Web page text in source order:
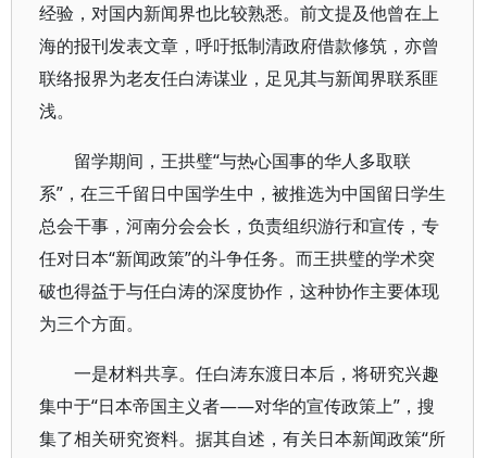
经验，对国内新闻界也比较熟悉。前文提及他曾在上
海的报刊发表文章，呼吁抵制清政府借款修筑，亦曾
联络报界为老友任白涛谋业，足见其与新闻界联系匪
浅。
留学期间，王拱璧“与热心国事的华人多取联
系”，在三千留日中国学生中，被推选为中国留日学生
总会干事，河南分会会长，负责组织游行和宣传，专
任对日本“新闻政策”的斗争任务。而王拱璧的学术突
破也得益于与任白涛的深度协作，这种协作主要体现
为三个方面。
一是材料共享。任白涛东渡日本后，将研究兴趣
集中于“日本帝国主义者——对华的宣传政策上”，搜
集了相关研究资料。据其自述，有关日本新闻政策“所